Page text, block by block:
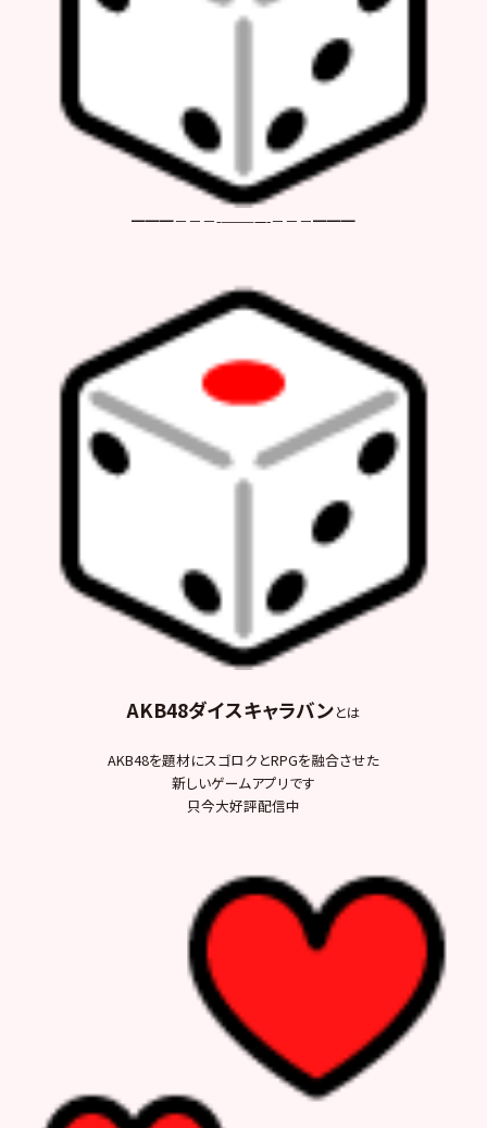
━━━－－－-————-－－－━━━
AKB48ダイスキャラバンとは
AKB48を題材にスゴロクとRPGを融合させた
新しいゲームアプリです
只今大好評配信中